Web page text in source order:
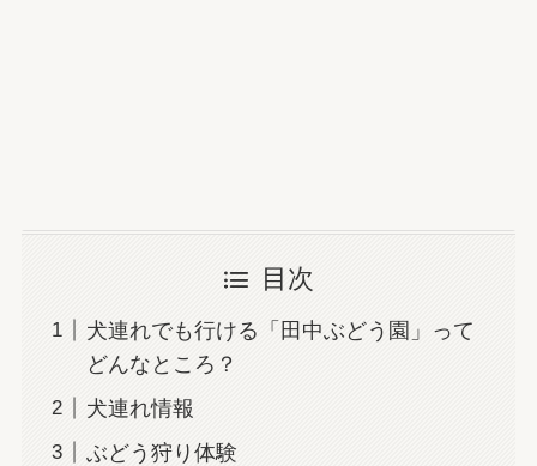
目次
犬連れでも行ける「田中ぶどう園」って
どんなところ？
犬連れ情報
ぶどう狩り体験